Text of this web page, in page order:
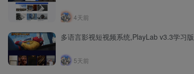
4天前
多语言影视短视频系统,PlayLab v3.3学习版
5天前